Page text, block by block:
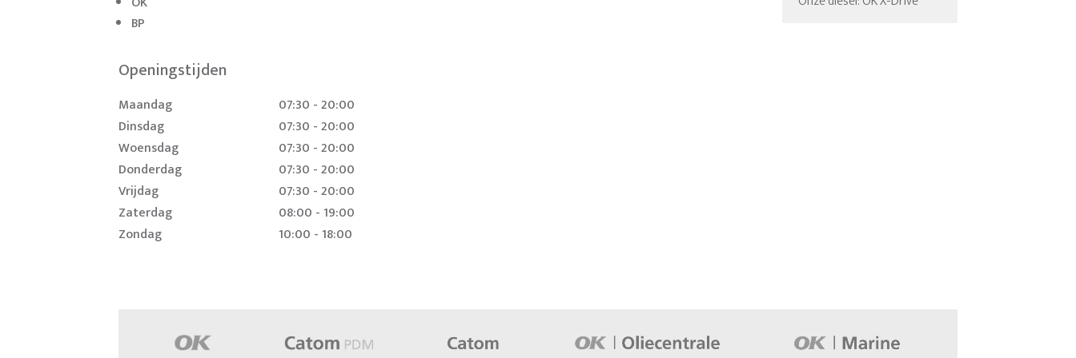
BP
Openingstijden
Maandag
07:30 - 20:00
Dinsdag
07:30 - 20:00
Woensdag
07:30 - 20:00
Donderdag
07:30 - 20:00
Vrijdag
07:30 - 20:00
Zaterdag
08:00 - 19:00
Zondag
10:00 - 18:00